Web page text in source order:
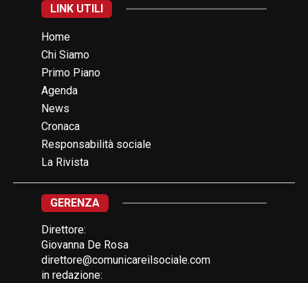
LINK UTILI
Home
Chi Siamo
Primo Piano
Agenda
News
Cronaca
Responsabilità sociale
La Rivista
GERENZA
Direttore:
Giovanna De Rosa
direttore@comunicareilsociale.com
in redazione: